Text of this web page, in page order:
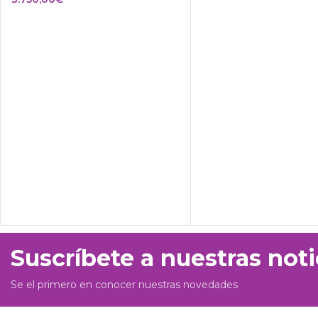
Suscríbete a nuestras
Se el primero en conocer nuestras novedades